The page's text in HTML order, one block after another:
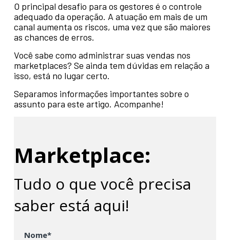
O principal desafio para os gestores é o controle
adequado da operação. A atuação em mais de um
canal aumenta os riscos, uma vez que são maiores
as chances de erros.
Você sabe como administrar suas vendas nos
marketplaces? Se ainda tem dúvidas em relação a
isso, está no lugar certo.
Separamos informações importantes sobre o
assunto para este artigo. Acompanhe!
Marketplace:
Tudo o que você precisa
saber está aqui!
Nome*